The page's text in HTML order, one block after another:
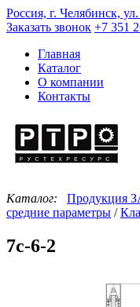
Россия, г. Челябинск,
Заказать звонок +7 351
Главная
Каталог
О компании
Контакты
Каталог: Продукция
средние параметры /
7c-6-2